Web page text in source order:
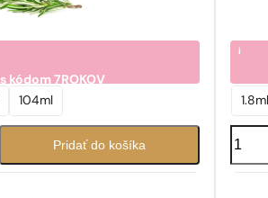
s kódom 7ROKOV
104ml
Pridať do košíka
i
N°
235